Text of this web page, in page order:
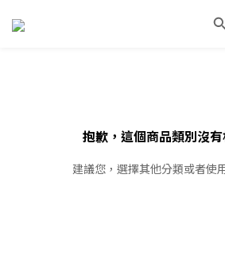
抱歉，這個商品類別沒
建議您，選擇其他分類或者使